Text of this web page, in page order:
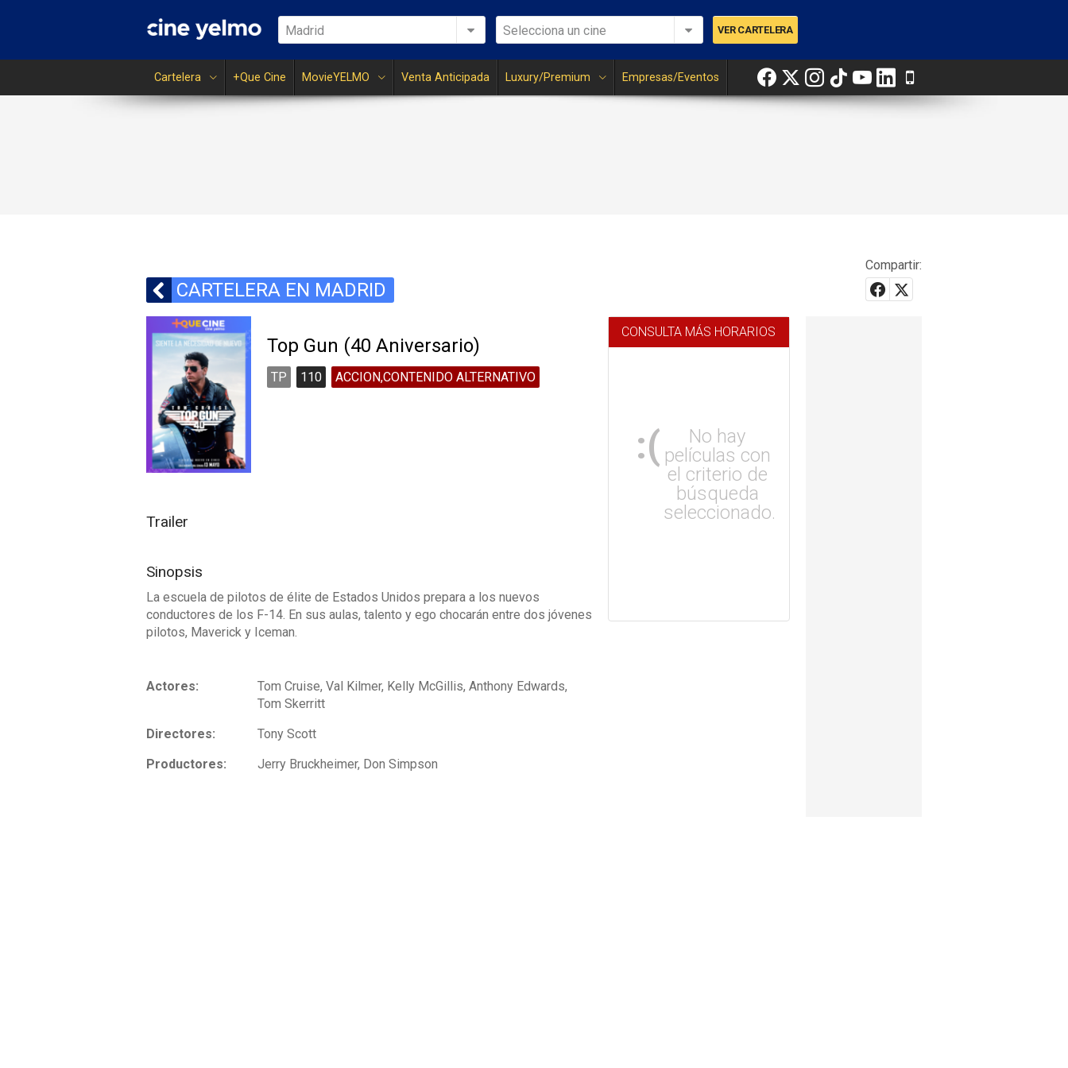
Madrid Selecciona un cine
Cartelera +Que Cine MovieYELMO Venta Anticipada Luxury/Premium Empresas/Eventos
CARTELERA EN MADRID
Compartir:
Top Gun (40 Aniversario)
TP 110 ACCION,CONTENIDO ALTERNATIVO
Trailer
Sinopsis
La escuela de pilotos de élite de Estados Unidos prepara a los nuevos
conductores de los F-14. En sus aulas, talento y ego chocarán entre dos jóvenes
pilotos, Maverick y Iceman.
Actores:
Tom Cruise, Val Kilmer, Kelly McGillis, Anthony Edwards,
Tom Skerritt
Directores:
Tony Scott
Productores:
Jerry Bruckheimer, Don Simpson
CONSULTA MÁS HORARIOS
:(
No hay
películas con
el criterio de
búsqueda
seleccionado.